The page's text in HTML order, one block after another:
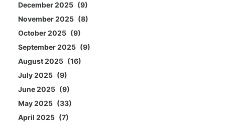
December 2025
9
November 2025
8
October 2025
9
September 2025
9
August 2025
16
July 2025
9
June 2025
9
May 2025
33
April 2025
7